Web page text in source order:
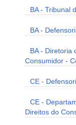
BA - Tribunal
BA -
BA - Diretoria
Consumidor -
CE -
CE -
Direitos do